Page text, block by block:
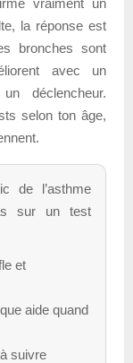
la réponse est
bronches sont
avec un
déclencheur.
selon ton âge,
de l’asthme
sur un test
et
aide quand
suivre